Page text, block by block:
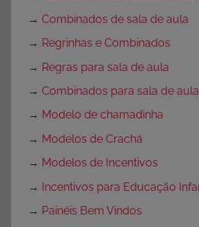
→ Combinados de sala de aula
→ Regrinhas e Combinados
→ Regras para sala de aula
→ Combinados para sala de aula
→ Modelo de chamadinha
→ Modelos de Crachá
→ Modelos de Incentivos
→ Incentivos para Educação
→ Painéis Bem Vindos